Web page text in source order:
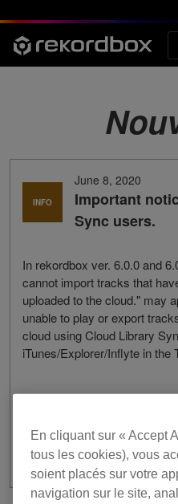
INFO
June 8, 2020
Important
Sync users.
In rekordbox ver. 6.0.0 and
cannot import tracks that
uploaded to the cloud." may
unable to play or export
cloud using Cloud Library
iTunes/Explorer/Inflyte in the
Please use the latest
En cliquant sur « Accept
tous les cookies), vous
soient placés sur votre
navigation sur le site,